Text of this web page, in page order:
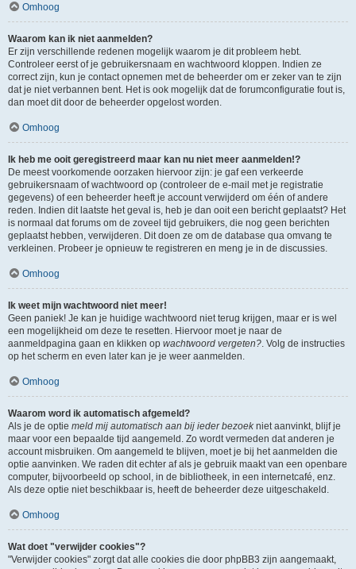
Omhoog
Waarom kan ik niet aanmelden?
Er zijn verschillende redenen mogelijk waarom je dit probleem hebt.
Controleer eerst of je gebruikersnaam en wachtwoord kloppen. Indien ze
correct zijn, kun je contact opnemen met de beheerder om er zeker van te zijn
dat je niet verbannen bent. Het is ook mogelijk dat de forumconfiguratie fout is,
dan moet dit door de beheerder opgelost worden.
Omhoog
Ik heb me ooit geregistreerd maar kan nu niet meer aanmelden!?
De meest voorkomende oorzaken hiervoor zijn: je gaf een verkeerde
gebruikersnaam of wachtwoord op (controleer de e-mail met je registratie
gegevens) of een beheerder heeft je account verwijderd om één of andere
reden. Indien dit laatste het geval is, heb je dan ooit een bericht geplaatst? Het
is normaal dat forums om de zoveel tijd gebruikers, die nog geen berichten
geplaatst hebben, verwijderen. Dit doen ze om de database qua omvang te
verkleinen. Probeer je opnieuw te registreren en meng je in de discussies.
Omhoog
Ik weet mijn wachtwoord niet meer!
Geen paniek! Je kan je huidige wachtwoord niet terug krijgen, maar er is wel
een mogelijkheid om deze te resetten. Hiervoor moet je naar de
aanmeldpagina gaan en klikken op wachtwoord vergeten?. Volg de instructies
op het scherm en even later kan je je weer aanmelden.
Omhoog
Waarom word ik automatisch afgemeld?
Als je de optie meld mij automatisch aan bij ieder bezoekniet aanvinkt, blijf je
maar voor een bepaalde tijd aangemeld. Zo wordt vermeden dat anderen je
account misbruiken. Om aangemeld te blijven, moet je bij het aanmelden die
optie aanvinken. We raden dit echter af als je gebruik maakt van een openbare
computer, bijvoorbeeld op school, in de bibliotheek, in een internetcafé, enz.
Als deze optie niet beschikbaar is, heeft de beheerder deze uitgeschakeld.
Omhoog
Wat doet "verwijder cookies"?
"Verwijder cookies" zorgt dat alle cookies die door phpBB3 zijn aangemaakt,